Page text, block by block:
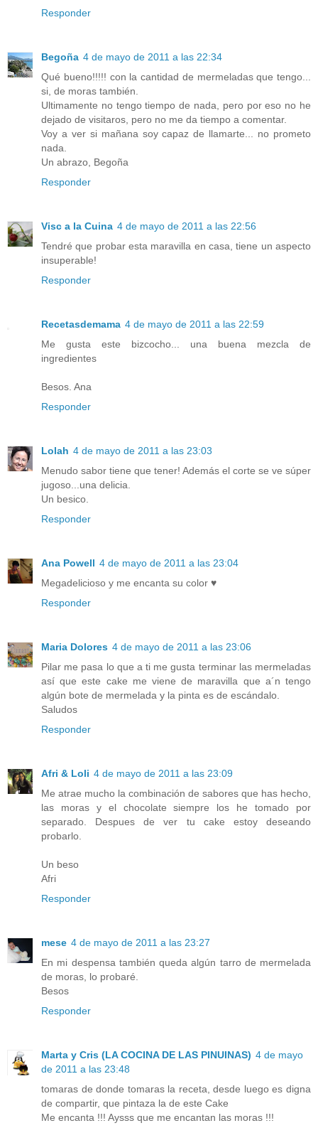
Responder
Begoña 4 de mayo de 2011 a las 22:34
Qué bueno!!!!! con la cantidad de mermeladas que tengo...
si, de moras también.
Ultimamente no tengo tiempo de nada, pero por eso no he
dejado de visitaros, pero no me da tiempo a comentar.
Voy a ver si mañana soy capaz de llamarte... no prometo
nada.
Un abrazo, Begoña
Responder
Visc a la Cuina 4 de mayo de 2011 a las 22:56
Tendré que probar esta maravilla en casa, tiene un aspecto
insuperable!
Responder
Recetasdemama 4 de mayo de 2011 a las 22:59
Me gusta este bizcocho... una buena mezcla de
ingredientes
Besos. Ana
Responder
Lolah 4 de mayo de 2011 a las 23:03
Menudo sabor tiene que tener! Además el corte se ve súper
jugoso...una delicia.
Un besico.
Responder
Ana Powell 4 de mayo de 2011 a las 23:04
Megadelicioso y me encanta su color ♥
Responder
Maria Dolores 4 de mayo de 2011 a las 23:06
Pilar me pasa lo que a ti me gusta terminar las mermeladas
así que este cake me viene de maravilla que a´n tengo
algún bote de mermelada y la pinta es de escándalo.
Saludos
Responder
Afri & Loli 4 de mayo de 2011 a las 23:09
Me atrae mucho la combinación de sabores que has hecho,
las moras y el chocolate siempre los he tomado por
separado. Despues de ver tu cake estoy deseando
probarlo.
Un beso
Afri
Responder
mese 4 de mayo de 2011 a las 23:27
En mi despensa también queda algún tarro de mermelada
de moras, lo probaré.
Besos
Responder
Marta y Cris (LA COCINA DE LAS PINUINAS) 4 de mayo
de 2011 a las 23:48
tomaras de donde tomaras la receta, desde luego es digna
de compartir, que pintaza la de este Cake
Me encanta !!! Aysss que me encantan las moras !!!